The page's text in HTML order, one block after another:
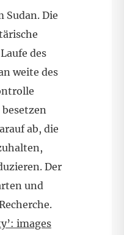
Sudan. Die
des
weite des
ab, die
Der
und
images